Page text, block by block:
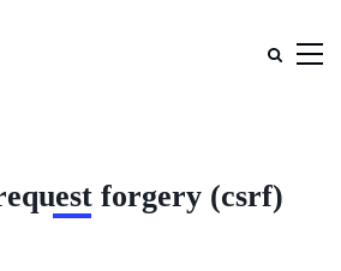
forgery (csrf)